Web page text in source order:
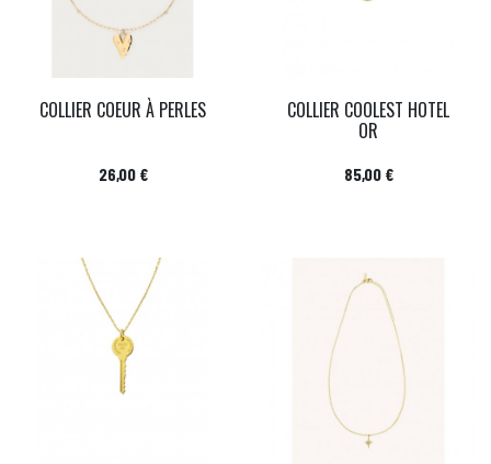
COLLIER COEUR À PERLES
Prix
26,00 €
COLLIER COOLEST HOTEL
OR
Prix
85,00 €